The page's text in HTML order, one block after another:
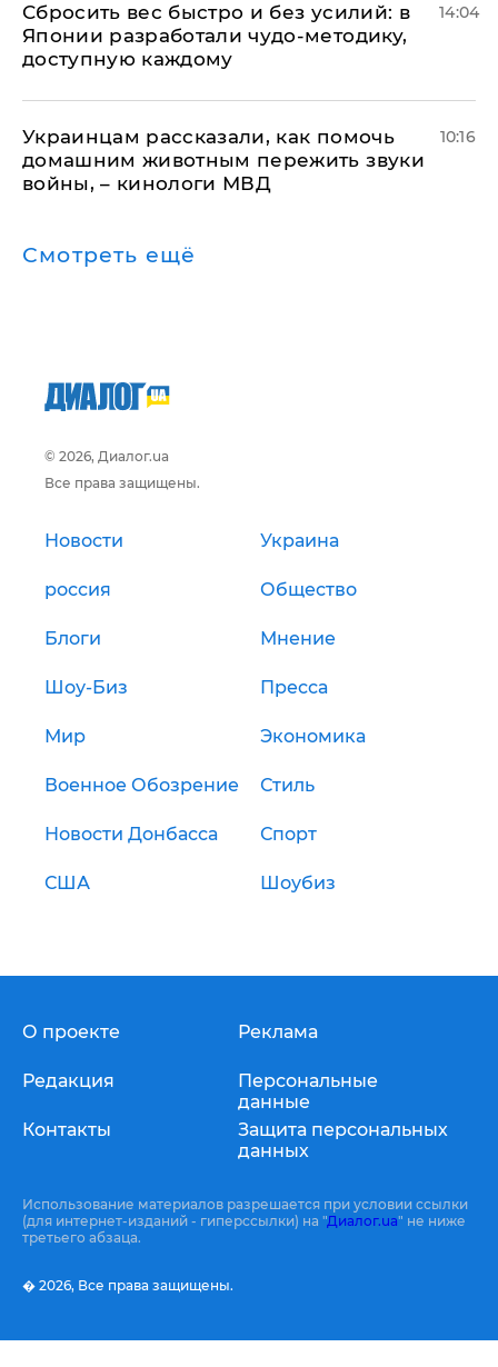
Сбросить вес быстро и без усилий: в
Японии разработали чудо-методику,
доступную каждому
14:04
Украинцам рассказали, как помочь
домашним животным пережить звуки
войны, – кинологи МВД
10:16
Смотреть ещё
© 2026, Диалог.ua
Все права защищены.
Новости Украина
россия Общество
Блоги Мнение
Шоу-Биз Пресса
Мир Экономика
Военное Обозрение Стиль
Новости Донбасса Спорт
США Шоубиз
О проекте
Редакция
Контакты
Реклама
Персональные
данные
Защита персональных
данных
Использование материалов разрешается при условии ссылки
(для интернет-изданий - гиперссылки) на "Диалог.ua" не ниже
третьего абзаца.
� 2026, Все права защищены.